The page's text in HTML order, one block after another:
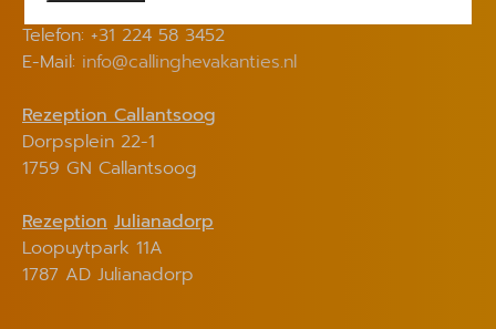
Telefon: +31 224 58 3452
E-Mail: info@callinghevakanties.nl
Rezeption Callantsoog
Dorpsplein 22-1
1759 GN Callantsoog
Rezeption Julianadorp
Loopuytpark 11A
1787 AD Julianadorp